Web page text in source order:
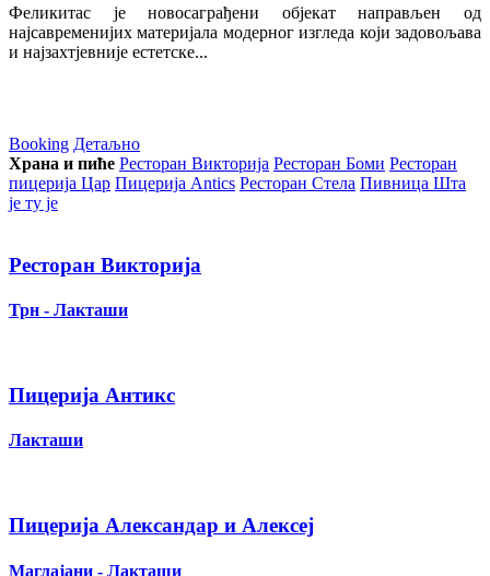
Феликитас је новосаграђени објекат направљен од
најсавременијих материјала модерног изгледа који задовољава
и најзахтјевније естетске...
Booking Детаљно
Храна и пиће Ресторан Викторија Ресторан Боми Ресторан
пицерија Цар Пицерија Аntics Ресторан Стела Пивница Шта
је ту је
Ресторан Викторија
Трн - Лакташи
Пицерија Антикс
Лакташи
Пицерија Александар и Алексеј
Маглајани - Лакташи